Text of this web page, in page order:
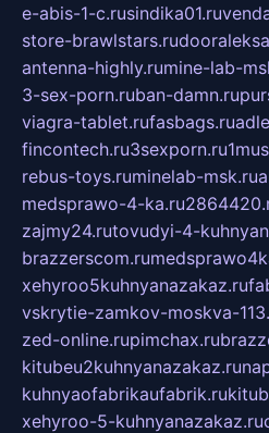
e-abis-1-c.rusindika01.ru
store-brawlstars.ru
antenna-highly.rumine-lab-
3-sex-porn.ruban-damn.ru
viagra-tablet.rufasbags.ru
fincontech.ru3sexporn.ru
rebus-toys.ruminelab-msk.ru
medsprawo-4-ka.ru
zajmy24.rutovudyi-4-
brazzerscom.ru
xehyroo5kuhnyanazakaz.ru
vskrytie-zamkov-moskva-
zed-online.rupimchax.ru
kitubeu2kuhnyanazakaz.ru
kuhnyaofabrikaufabrik.ru
xehyroo-5-kuhnyanazakaz.ru